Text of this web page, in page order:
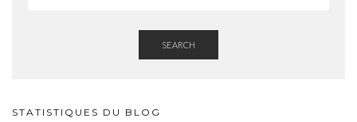
SEARCH
STATISTIQUES DU BLOG